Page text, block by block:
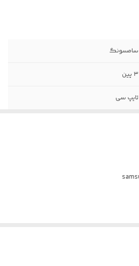
سامسونگ
۳ پین
تایپ سی